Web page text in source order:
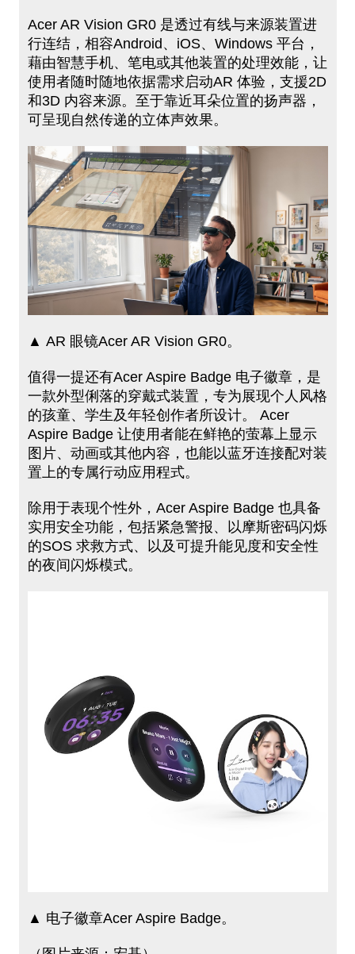
Acer AR Vision GR0 是透过有线与来源装置进
行连结，相容Android、iOS、Windows 平台，
藉由智慧手机、笔电或其他装置的处理效能，让
使用者随时随地依据需求启动A​R 体验，支援2D
和3D 内容来源。至于靠近耳朵位​置的扬声器​，
可呈现自​然传递的立​体声效果。
▲ AR 眼镜Acer AR Vision GR0。
值得一提还有Acer Aspire Badge 电子徽章，是
一款外型俐落的穿戴式装置，专为展现个人风格
的孩童、学生及年轻创作者所设计。 Acer
Aspire Badge 让使用者能在鲜艳的萤幕上显示
图片、动画或其他内容，也能以蓝牙连接配对装
置上的专属行动​应用程式。
除用​于表现个性外​，Acer Aspire Badge 也具备
实​用安全功​能，包括紧​急警报、以​摩斯密码闪​烁
的SOS ​求救方式、​以及可提升​能见度和安​全性
的夜间​闪烁模式。
▲ 电子徽章Acer Aspire Badge。